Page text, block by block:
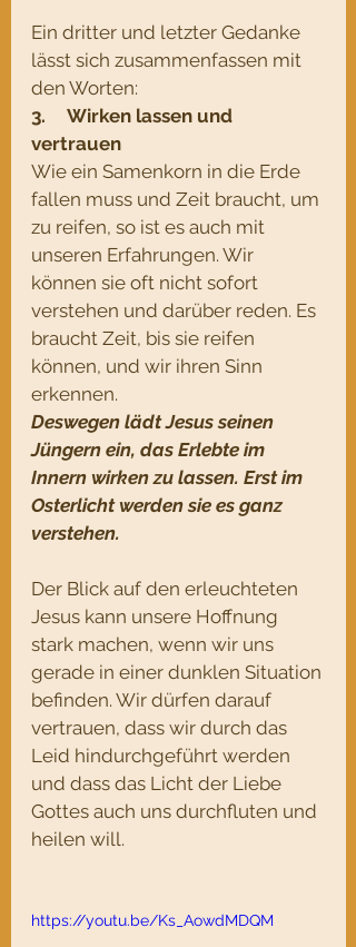
Ein dritter und letzter Gedanke
lässt sich zusammenfassen mit
den Worten:
3.     Wirken lassen und
vertrauen
Wie ein Samenkorn in die Erde
fallen muss und Zeit braucht, um
zu reifen, so ist es auch mit
unseren Erfahrungen. Wir
können sie oft nicht sofort
verstehen und darüber reden. Es
braucht Zeit, bis sie reifen
können, und wir ihren Sinn
erkennen.
Deswegen lädt Jesus seinen
Jüngern ein, das Erlebte im
Innern wirken zu lassen. Erst im
Osterlicht werden sie es ganz
verstehen.
Der Blick auf den erleuchteten
Jesus kann unsere Hoffnung
stark machen, wenn wir uns
gerade in einer dunklen Situation
befinden. Wir dürfen darauf
vertrauen, dass wir durch das
Leid hindurchgeführt werden
und dass das Licht der Liebe
Gottes auch uns durchfluten und
heilen will.
https://youtu.be/Ks_AowdMDQM